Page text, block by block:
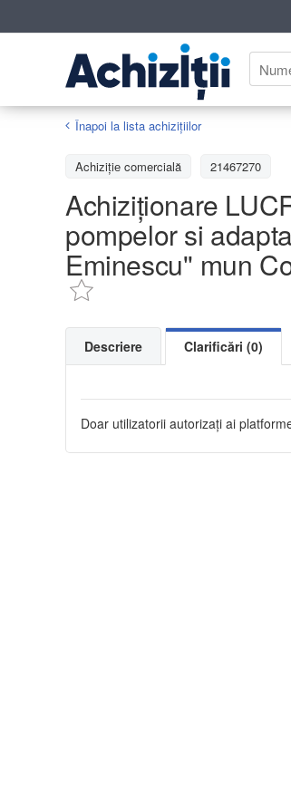
Înapoi la lista achiziţiilor
Achizițiе comercială 21467270
Achiziționare
pompelor si
Eminescu'' mun
Descriere Clarificări (0)
Doar utilizatorii autorizați ai